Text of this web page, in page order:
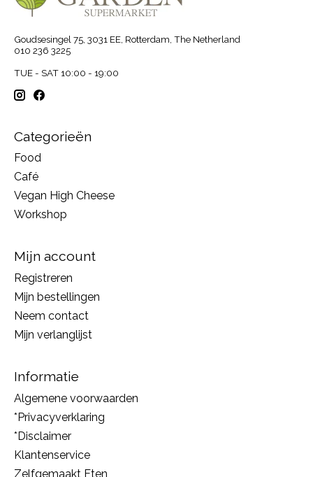
Goudsesingel 75, 3031 EE, Rotterdam, The Netherland
010 236 3225
TUE - SAT 10:00 - 19:00
Categorieën
Food
Café
Vegan High Cheese
Workshop
Mijn account
Registreren
Mijn bestellingen
Neem contact
Mijn verlanglijst
Informatie
Algemene voorwaarden
*Privacyverklaring
*Disclaimer
Klantenservice
Zelfgemaakt Eten